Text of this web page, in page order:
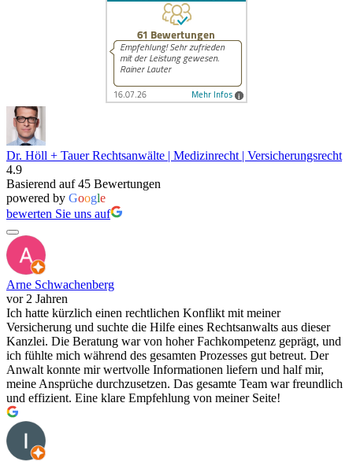
Dr. Höll + Tauer Rechtsanwälte | Medizinrecht | Versicherungsrecht
4.9
Basierend auf 45 Bewertungen
powered by Google
bewerten Sie uns auf
Arne Schwachenberg
vor 2 Jahren
Ich hatte kürzlich einen rechtlichen Konflikt mit meiner
Versicherung und suchte die Hilfe eines Rechtsanwalts aus dieser
Kanzlei. Die Beratung war von hoher Fachkompetenz geprägt, und
ich fühlte mich während des gesamten Prozesses gut betreut. Der
Anwalt konnte mir wertvolle Informationen liefern und half mir,
meine Ansprüche durchzusetzen. Das gesamte Team war freundlich
und effizient. Eine klare Empfehlung von meiner Seite!